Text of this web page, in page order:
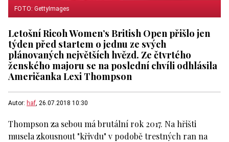
FOTO: GettyImages
Letošní Ricoh Women’s British Open přišlo jen
týden před startem o jednu ze svých
plánovaných největších hvězd. Ze čtvrtého
ženského majoru se na poslední chvíli odhlásila
Američanka Lexi Thompson
Autor: haf, 26.07.2018 10:30
Thompson za sebou má brutální rok 2017. Na hřišti
musela zkousnout "křivdu" v podobě trestných ran na